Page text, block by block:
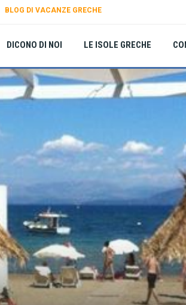
BLOG DI VACANZE GRECHE
DICONO DI NOI LE ISOLE GRECHE